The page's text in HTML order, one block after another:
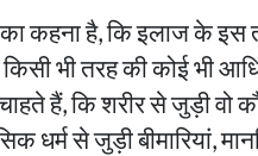
कहना है, कि इलाज के इस
भी तरह की कोई भी
हैं, कि शरीर से जुड़ी वो
से जुड़ी बीमारियां,